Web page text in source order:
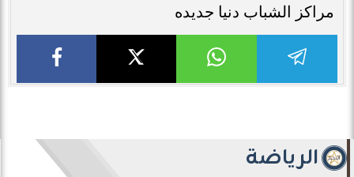
مراكز الشباب دنيا جديده
الرياضة